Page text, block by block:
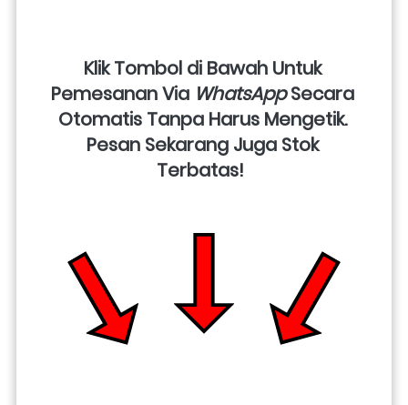
Klik Tombol di Bawah Untuk
Pemesanan Via WhatsApp Secara
Otomatis Tanpa Harus Mengetik.
Pesan Sekarang Juga Stok
Terbatas!